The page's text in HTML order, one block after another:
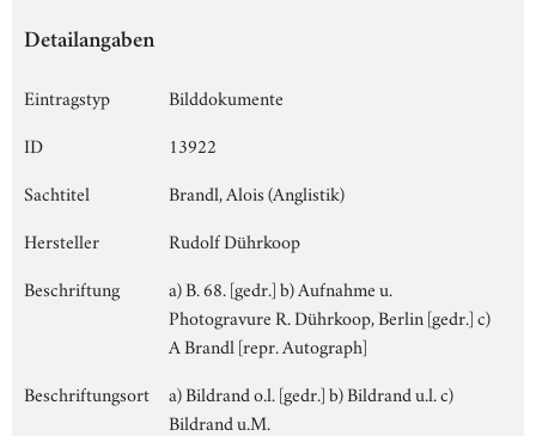
Detailangaben
Eintragstyp
Bilddokumente
ID
13922
Sachtitel
Brandl, Alois (Anglistik)
Hersteller
Rudolf Dührkoop
Beschriftung
a) B. 68. [gedr.] b) Aufnahme u.
Photogravure R. Dührkoop, Berlin [gedr.] c)
A Brandl [repr. Autograph]
Beschriftungsort
a) Bildrand o.l. [gedr.] b) Bildrand u.l. c)
Bildrand u.M.